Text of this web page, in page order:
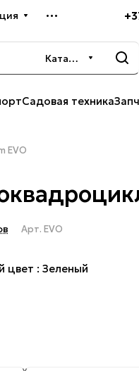
Каталог
Садовая техника
EVO
Арт. EVO
цвет : Зеленый